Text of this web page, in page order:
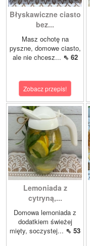
Błyskawiczne ciasto
bez...
Masz ochotę na
pyszne, domowe ciasto,
ale nie chcesz... ⇖ 62
Zobacz przepis!
Lemoniada z
cytryną,...
Domowa lemoniada z
dodatkiem świeżej
mięty, soczystej... ⇖ 53